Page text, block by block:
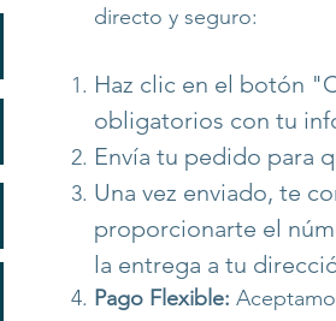
directo y seguro:
Haz clic en el botón
obligatorios con tu
Envía tu pedido para
Una vez enviado, te
proporcionarte el
la entrega a tu
Pago Flexible: